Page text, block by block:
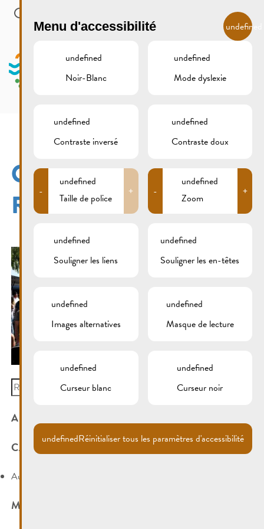
Skip to main content
MENU
OLDTIMER-TREFF
REMICH 10.07.2016
Search
for:
ARCHIVES
CATÉGORIES
Aucune catégorie
MÉTA
Menu d'accessibilité undefined
undefined
Noir-Blanc
undefined
Mode dyslexie
undefined
Contraste inversé
undefined
Contraste doux
-
undefined
Taille de police
+ -
undefined
Zoom
+
undefined
Souligner les liens
undefined
Souligner les en-têtes
undefined
Images alternatives
undefined
Masque de lecture
undefined
Curseur blanc
undefined
Curseur noir
undefinedRéinitialiser tous les paramètres d'accessibilité